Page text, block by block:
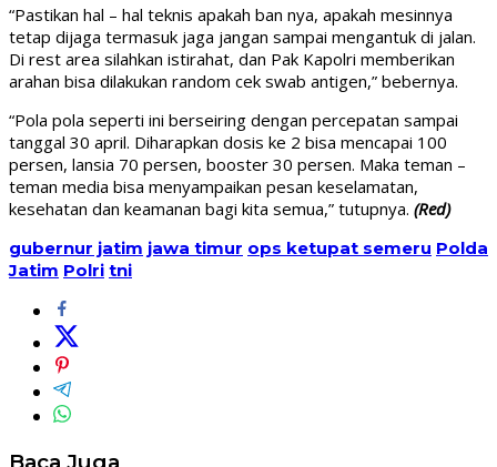
“Pastikan hal – hal teknis apakah ban nya, apakah mesinnya
tetap dijaga termasuk jaga jangan sampai mengantuk di jalan.
Di rest area silahkan istirahat, dan Pak Kapolri memberikan
arahan bisa dilakukan random cek swab antigen,” bebernya.
“Pola pola seperti ini berseiring dengan percepatan sampai
tanggal 30 april. Diharapkan dosis ke 2 bisa mencapai 100
persen, lansia 70 persen, booster 30 persen. Maka teman –
teman media bisa menyampaikan pesan keselamatan,
kesehatan dan keamanan bagi kita semua,” tutupnya. (Red)
gubernur jatim jawa timur ops ketupat semeru Polda
Jatim Polri tni